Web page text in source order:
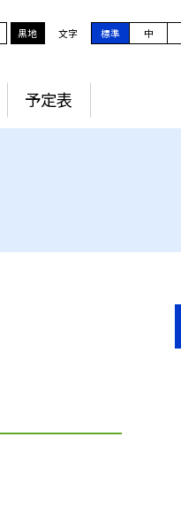
黒地 文字 標準 中
予定表